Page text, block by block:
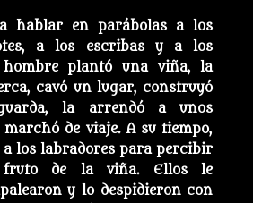
a hablar en parábolas a los
a los escribas y a los
hombre plantó una viña, la
cavó un lugar, construyó
la arrendó a unos
de viaje. A su tiempo,
a los labradores para percibir
de la viña. Ellos le
y lo despidieron con